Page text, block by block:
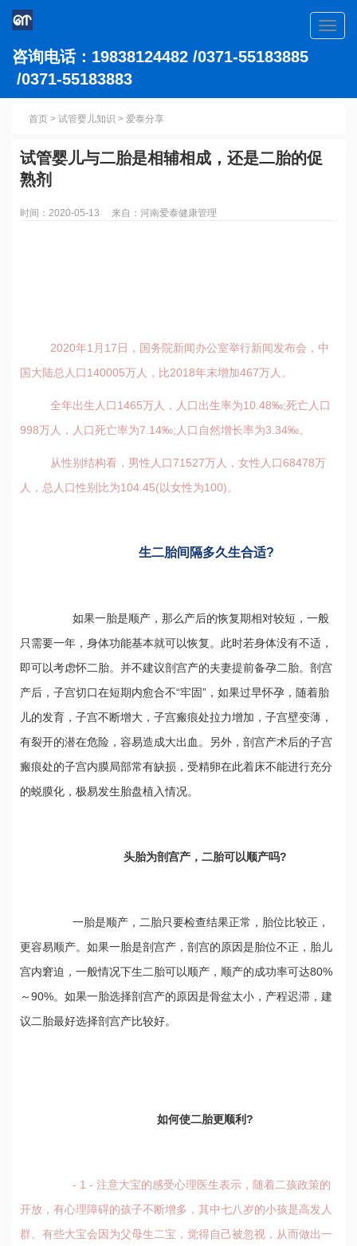
咨询电话：19838124482 /0371-55183885
/0371-55183883
首页 > 试管婴儿知识 > 爱泰分享
试管婴儿与二胎是相辅相成，还是二胎的促
熟剂
时间：2020-05-13 来自：河南爱泰健康管理
2020年1月17日，国务院新闻办公室举行新闻发布会，中
国大陆总人口140005万人，比2018年末增加467万人。
全年出生人口1465万人，人口出生率为10.48‰;死亡人口
998万人，人口死亡率为7.14‰;人口自然增长率为3.34‰。
从性别结构看，男性人口71527万人，女性人口68478万
人，总人口性别比为104.45(以女性为100)。
生二胎间隔多久生合适?
如果一胎是顺产，那么产后的恢复期相对较短，一般
只需要一年，身体功能基本就可以恢复。此时若身体没有不适，
即可以考虑怀二胎。并不建议剖宫产的夫妻提前备孕二胎。剖宫
产后，子宫切口在短期内愈合不“牢固”，如果过早怀孕，随着胎
儿的发育，子宫不断增大，子宫瘢痕处拉力增加，子宫壁变薄，
有裂开的潜在危险，容易造成大出血。另外，剖宫产术后的子宫
瘢痕处的子宫内膜局部常有缺损，受精卵在此着床不能进行充分
的蜕膜化，极易发生胎盘植入情况。
头胎为剖宫产，二胎可以顺产吗?
一胎是顺产，二胎只要检查结果正常，胎位比较正，
更容易顺产。如果一胎是剖宫产，剖宫的原因是胎位不正，胎儿
宫内窘迫，一般情况下生二胎可以顺产，顺产的成功率可达80%
～90%。如果一胎选择剖宫产的原因是骨盆太小，产程迟滞，建
议二胎最好选择剖宫产比较好。
如何使二胎更顺利?
- 1 - 注意大宝的感受心理医生表示，随着二孩政策的
开放，有心理障碍的孩子不断增多，其中七八岁的小孩是高发人
群。有些大宝会因为父母生二宝，觉得自己被忽视，从而做出一